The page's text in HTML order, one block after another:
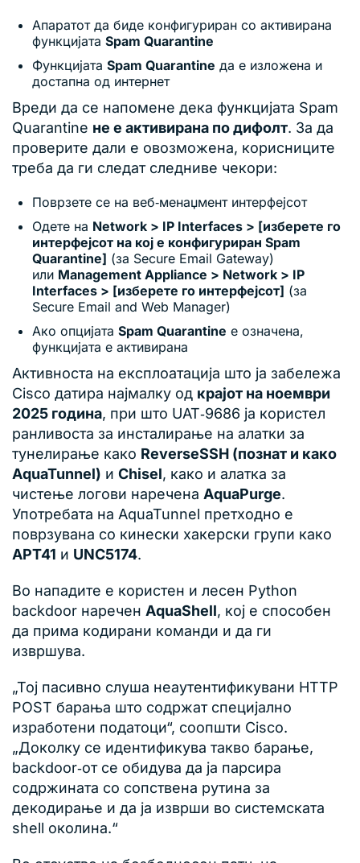
Апаратот да биде конфигуриран со активирана
функцијата Spam Quarantine
Функцијата Spam Quarantine да е изложена и
достапна од интернет
Вреди да се напомене дека функцијата Spam
Quarantine не е активирана по дифолт. За да
проверите дали е овозможена, корисниците
треба да ги следат следниве чекори:
Поврзете се на веб‑менаџмент интерфејсот
Одете на Network > IP Interfaces > [изберете го
интерфејсот на кој е конфигуриран Spam
Quarantine] (за Secure Email Gateway)
или Management Appliance > Network > IP
Interfaces > [изберете го интерфејсот] (за
Secure Email and Web Manager)
Ако опцијата Spam Quarantine е означена,
функцијата е активирана
Активноста на експлоатација што ја забележа
Cisco датира најмалку од крајот на ноември
2025 година, при што UAT‑9686 ја користел
ранливоста за инсталирање на алатки за
тунелирање како ReverseSSH (познат и како
AquaTunnel) и Chisel, како и алатка за
чистење логови наречена AquaPurge.
Употребата на AquaTunnel претходно е
поврзувана со кинески хакерски групи како
APT41 и UNC5174.
Во нападите е користен и лесен Python
backdoor наречен AquaShell, кој е способен
да прима кодирани команди и да ги
извршува.
„Тој пасивно слуша неаутентификувани HTTP
POST барања што содржат специјално
изработени податоци“, соопшти Cisco.
„Доколку се идентификува такво барање,
backdoor‑от се обидува да ја парсира
содржината со сопствена рутина за
декодирање и да ја изврши во системската
shell околина.“